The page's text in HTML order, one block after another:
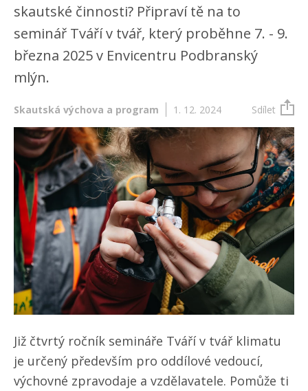
skautské činnosti? Připraví tě na to
seminář Tváří v tvář, který proběhne 7. - 9.
března 2025 v Envicentru Podbranský
mlýn.
Skautská výchova a program 1. 12. 2024 Sdílet
Již čtvrtý ročník semináře Tváří v tvář klimatu
je určený především pro oddílové vedoucí,
výchovné zpravodaje a vzdělavatele. Pomůže ti